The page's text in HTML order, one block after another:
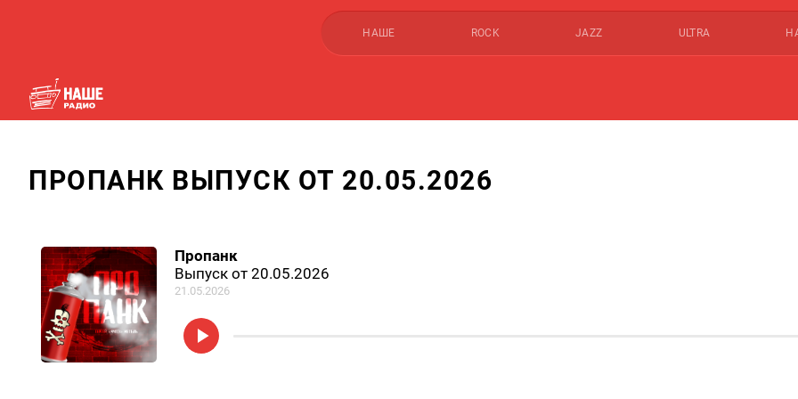
НАШЕ ROCK JAZZ ULTRA
ПРОПАНК ВЫПУСК ОТ 20.05.2026
Пропанк
Выпуск от 20.05.2026
21.05.2026